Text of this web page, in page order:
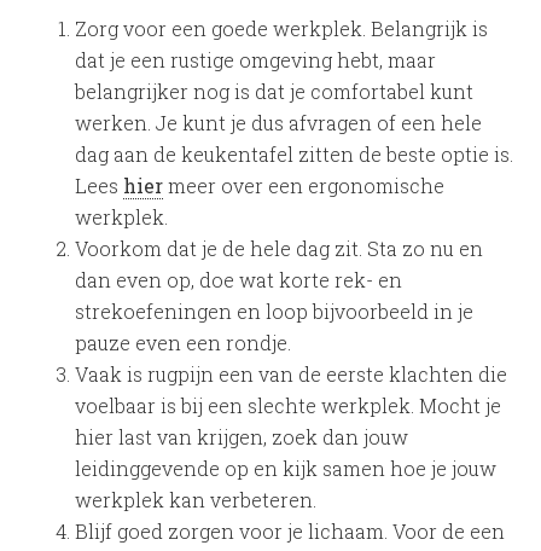
Zorg voor een goede werkplek. Belangrijk is
dat je een rustige omgeving hebt, maar
belangrijker nog is dat je comfortabel kunt
werken. Je kunt je dus afvragen of een hele
dag aan de keukentafel zitten de beste optie is.
Lees hiermeer over een ergonomische
werkplek.
Voorkom dat je de hele dag zit. Sta zo nu en
dan even op, doe wat korte rek- en
strekoefeningen en loop bijvoorbeeld in je
pauze even een rondje.
Vaak is rugpijn een van de eerste klachten die
voelbaar is bij een slechte werkplek. Mocht je
hier last van krijgen, zoek dan jouw
leidinggevende op en kijk samen hoe je jouw
werkplek kan verbeteren.
Blijf goed zorgen voor je lichaam. Voor de een